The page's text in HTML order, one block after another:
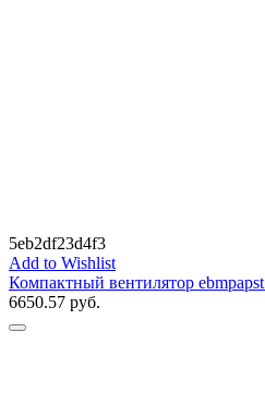
5eb2df23d4f3
Add to Wishlist
Компактный вентилятор
6650.57 руб.